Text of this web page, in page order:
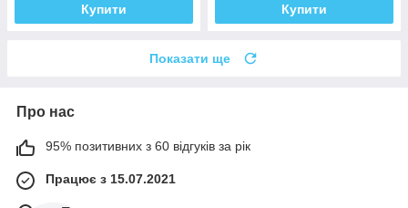
Купити Купити
Показати ще
Про нас
95% позитивних з 60 відгуків за рік
Працює з 15.07.2021